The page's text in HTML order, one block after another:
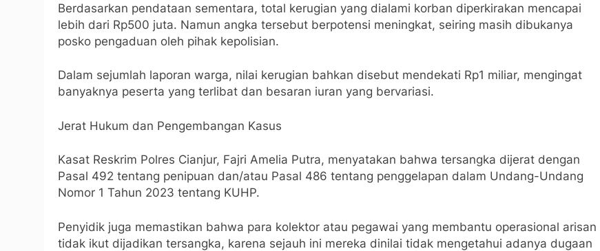
Berdasarkan pendataan sementara, total kerugian yang dialami korban diperkirakan mencapai
lebih dari Rp500 juta. Namun angka tersebut berpotensi meningkat, seiring masih dibukanya
posko pengaduan oleh pihak kepolisian.
Dalam sejumlah laporan warga, nilai kerugian bahkan disebut mendekati Rp1 miliar, mengingat
banyaknya peserta yang terlibat dan besaran iuran yang bervariasi.
Jerat Hukum dan Pengembangan Kasus
Kasat Reskrim Polres Cianjur, Fajri Amelia Putra, menyatakan bahwa tersangka dijerat dengan
Pasal 492 tentang penipuan dan/atau Pasal 486 tentang penggelapan dalam Undang-Undang
Nomor 1 Tahun 2023 tentang KUHP.
Penyidik juga memastikan bahwa para kolektor atau pegawai yang membantu operasional arisan
tidak ikut dijadikan tersangka, karena sejauh ini mereka dinilai tidak mengetahui adanya dugaan